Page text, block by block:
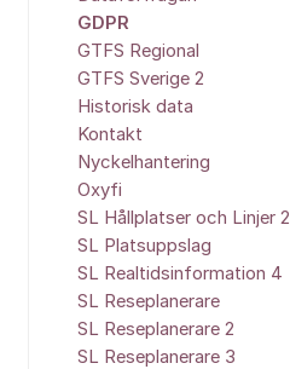
GDPR
GTFS Regional
GTFS Sverige 2
Historisk data
Kontakt
Nyckelhantering
Oxyfi
SL Hållplatser och Linjer 2
SL Platsuppslag
SL Realtidsinformation 4
SL Reseplanerare
SL Reseplanerare 2
SL Reseplanerare 3